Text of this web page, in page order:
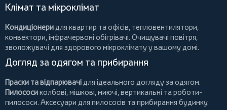
Клімат та мікроклімат
Кондиціонери для квартир та офісів, тепловентилятори,
конвектори, інфрачервоні обігрівачі. Очищувачі повітря,
зволожувачі для здорового мікроклімату у вашому домі.
Догляд за одягом та прибирання
Праски та відпарювачі для ідеального догляду за одягом.
Пилососиколбові, мішкові, миючі, вертикальні тароботи-
пилососи. Аксесуари для пилососів та прибирання будинку.